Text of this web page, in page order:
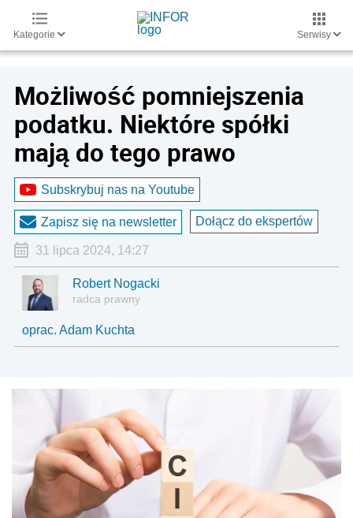
Kategorie Serwisy
Możliwość pomniejszenia
podatku. Niektóre spółki
mają do tego prawo
Subskrybuj nas na Youtube
Zapisz się na newsletter Dołącz do ekspertów
31 lipca 2024, 14:27
Robert Nogacki
radca prawny
oprac. Adam Kuchta